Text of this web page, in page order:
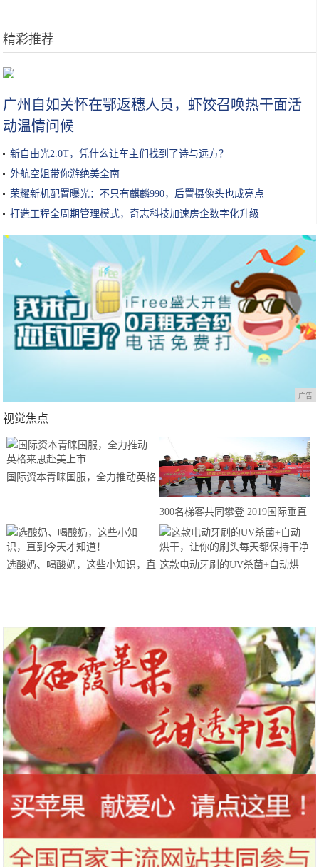
精彩推荐
加了这几样，炒饭鲜香无比，而且色彩搭配清新也能让孩子食欲大增
广州自如关怀在鄂返穗人员，虾饺召唤热干面活
动温情问候
新自由光2.0T，凭什么让车主们找到了诗与远方？
外航空姐带你游绝美全南
荣耀新机配置曝光：不只有麒麟990，后置摄像头也成亮点
打造工程全周期管理模式，奇志科技加速房企数字化升级
广告
视觉焦点
国际资本青睐国服，全力推动英格
300名梯客共同攀登 2019国际垂直
马拉松超级精英赛顺德海骏达中心
站欢乐开跑
选酸奶、喝酸奶，这些小知识，直 这款电动牙刷的UV杀菌+自动烘